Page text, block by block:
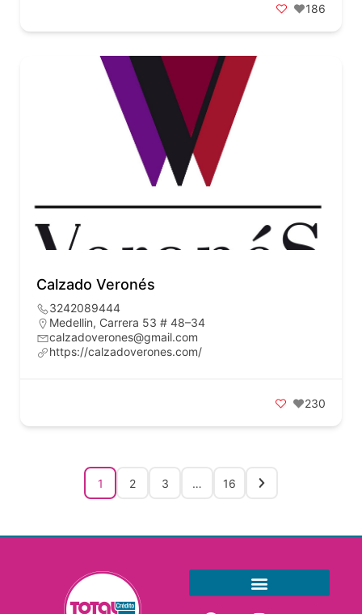
186
Calzado Veronés
3242089444
Medellin, Carrera 53 # 48–34
calzadoverones@gmail.com
https://calzadoverones.com/
230
1 2 3 … 16